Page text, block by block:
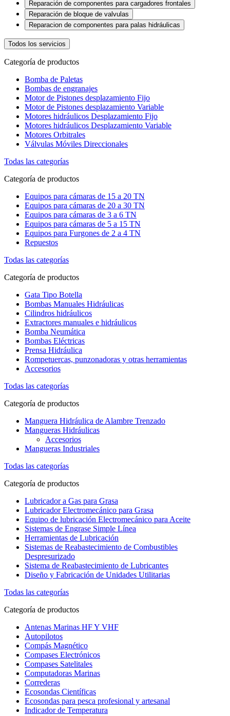
Reparación de componentes para cargadores frontales
Reparación de bloque de valvulas
Reparacion de componentes para palas hidráulicas
Todos los servicios
Categoría de productos
Bomba de Paletas
Bombas de engranajes
Motor de Pistones desplazamiento Fijo
Motor de Pistones desplazamiento Variable
Motores hidráulicos Desplazamiento Fijo
Motores hidráulicos Desplazamiento Variable
Motores Orbitrales
Válvulas Móviles Direccionales
Todas las categorías
Categoría de productos
Equipos para cámaras de 15 a 20 TN
Equipos para cámaras de 20 a 30 TN
Equipos para cámaras de 3 a 6 TN
Equipos para cámaras de 5 a 15 TN
Equipos para Furgones de 2 a 4 TN
Repuestos
Todas las categorías
Categoría de productos
Gata Tipo Botella
Bombas Manuales Hidráulicas
Cilindros hidráulicos
Extractores manuales e hidráulicos
Bomba Neumática
Bombas Eléctricas
Prensa Hidráulica
Rompetuercas, punzonadoras y otras herramientas
Accesorios
Todas las categorías
Categoría de productos
Manguera Hidráulica de Alambre Trenzado
Mangueras Hidráulicas
Accesorios
Mangueras Industriales
Todas las categorías
Categoría de productos
Lubricador a Gas para Grasa
Lubricador Electromecánico para Grasa
Equipo de lubricación Electromecánico para Aceite
Sistemas de Engrase Simple Línea
Herramientas de Lubricación
Sistemas de Reabastecimiento de Combustibles
Despresurizado
Sistema de Reabastecimiento de Lubricantes
Diseño y Fabricación de Unidades Utilitarias
Todas las categorías
Categoría de productos
Antenas Marinas HF Y VHF
Autopilotos
Compás Magnético
Compases Electrónicos
Compases Satelitales
Computadoras Marinas
Correderas
Ecosondas Científicas
Ecosondas para pesca profesional y artesanal
Indicador de Temperatura